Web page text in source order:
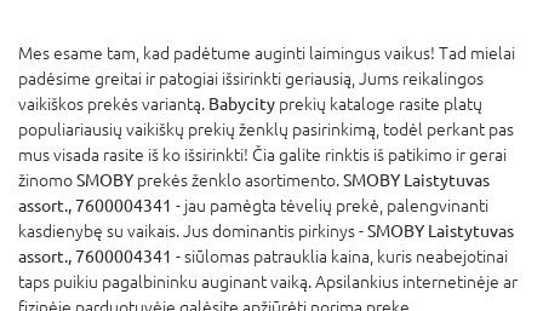
Mes esame tam, kad padėtume auginti laimingus vaikus! Tad mielai
padėsime greitai ir patogiai išsirinkti geriausią, Jums reikalingos
vaikiškos prekės variantą. Babycity prekių kataloge rasite platų
populiariausių vaikiškų prekių ženklų pasirinkimą, todėl perkant pas
mus visada rasite iš ko išsirinkti! Čia galite rinktis iš patikimo ir gerai
žinomoSMOBY prekės ženklo asortimento.SMOBY Laistytuvas
assort., 7600004341 - jau pamėgta tėvelių prekė, palengvinanti
kasdienybę su vaikais. Jus dominantis pirkinys -SMOBY Laistytuvas
assort., 7600004341 - siūlomas patrauklia kaina, kuris neabejotinai
taps puikiu pagalbininku auginant vaiką. Apsilankius internetinėje ar
fizinėje parduotuvėje galėsite apžiūrėti norimą prekę.